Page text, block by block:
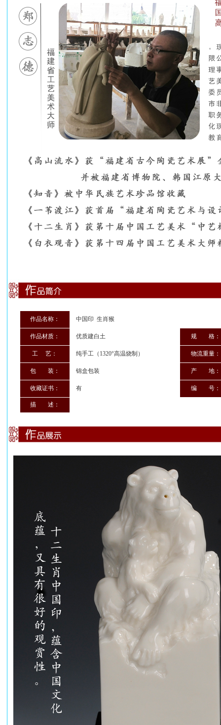
作品名称： 中国印 生肖猴
作品材质： 优质建白土 规 格：
工 艺： 纯手工（1320°高温烧制） 物流重量：
包 装： 锦盒包装 产 地：
收藏证书： 有 编 号：
描 述：